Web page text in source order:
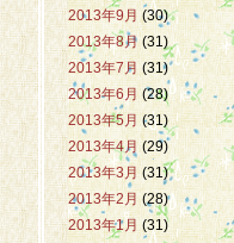
2013年9月(30)
2013年8月(31)
2013年7月 (31)
2013年6月 (28)
2013年5月(31)
2013年4月(29)
2013年3月(31)
2013年2月 (28)
2013年1月 (31)